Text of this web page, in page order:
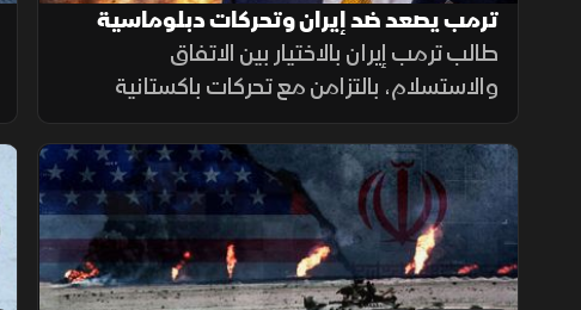
ترمب يصعد ضد إيران وتحركات دبلوماسية
بشأن غزة ولبنان
طالب ترمب إيران بالاختيار بين الاتفاق
والاستسلام، بالتزامن مع تحركات باكستانية
للوساطة، وضغوط لوقف الهجمات على غزة
وتسريع تنفيذ المرحلة التالية من الاتفاق في
لبنان.